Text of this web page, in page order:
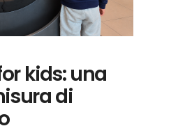
kids: una
di